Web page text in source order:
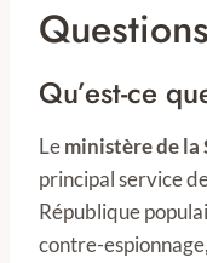
Qu’est-ce
Leministère de la
principal service
République
contre-